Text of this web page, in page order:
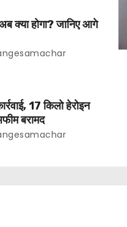
क्या होगा? जानिए आगे
17 किलो हेरोइन
बरामद